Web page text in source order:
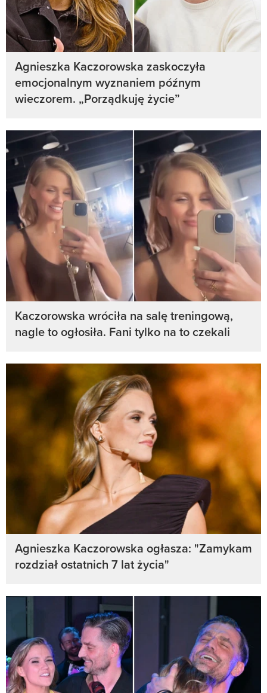
Agnieszka Kaczorowska zaskoczyła
emocjonalnym wyznaniem późnym
wieczorem. „Porządkuję życie”
Kaczorowska wróciła na salę treningową,
nagle to ogłosiła. Fani tylko na to czekali
Agnieszka Kaczorowska ogłasza: "Zamykam
rozdział ostatnich 7 lat życia"